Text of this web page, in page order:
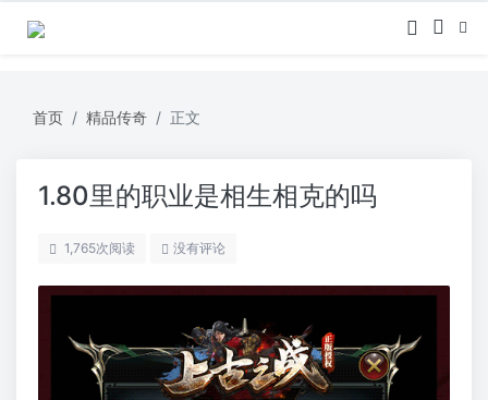
首页 精品传奇 正文
1.80里的职业是相生相克的吗
1,765次阅读 没有评论